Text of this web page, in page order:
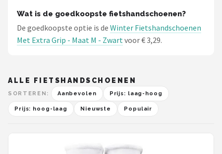
Wat is de goedkoopste fietshandschoenen?
De goedkoopste optie is de Winter Fietshandschoenen
Met Extra Grip - Maat M - Zwartvoor € 3,29.
ALLE FIETSHANDSCHOENEN
SORTEREN: Aanbevolen Prijs: laag-hoog
Prijs: hoog-laag Nieuwste Populair